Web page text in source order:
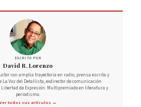
ESCRITO POR
David R. Lorenzo
con amplia trayectoria en radio, prensa escrita y
La Voz del Detallista, exdirector de comunicación
de Expresión. Multipremiado en literatura y
periodismo.
Ver todos sus artículos →